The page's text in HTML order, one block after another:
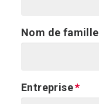
Nom de famille
Entreprise